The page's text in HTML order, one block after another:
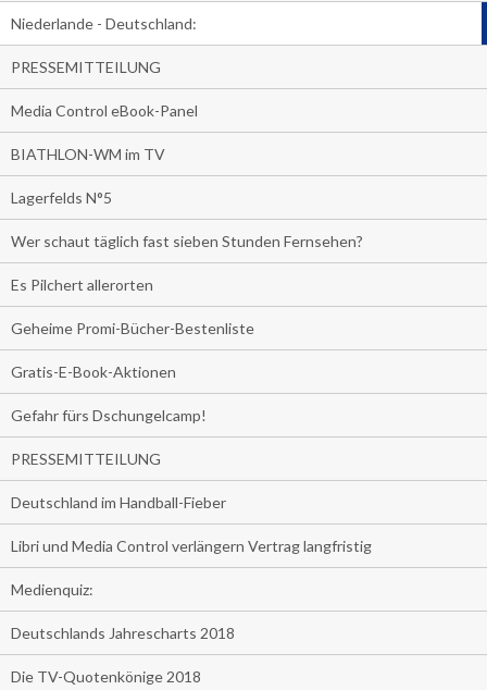
Niederlande - Deutschland:
PRESSEMITTEILUNG
Media Control eBook-Panel
BIATHLON-WM im TV
Lagerfelds N°5
Wer schaut täglich fast sieben Stunden Fernsehen?
Es Pilchert allerorten
Geheime Promi-Bücher-Bestenliste
Gratis-E-Book-Aktionen
Gefahr fürs Dschungelcamp!
PRESSEMITTEILUNG
Deutschland im Handball-Fieber
Libri und Media Control verlängern Vertrag langfristig
Medienquiz:
Deutschlands Jahrescharts 2018
Die TV-Quotenkönige 2018